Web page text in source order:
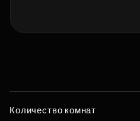
Количество комнат